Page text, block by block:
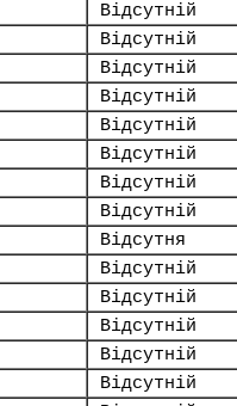
Відсутній
Відсутній
Відсутній
Відсутній
Відсутній
Відсутній
Відсутній
Відсутній
Відсутня
Відсутній
Відсутній
Відсутній
Відсутній
Відсутній